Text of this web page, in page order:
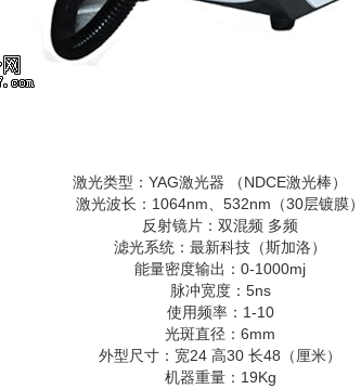
激光类型：YAG激光器 （NDCE激光棒）
激光波长：1064nm、532nm（30层镀膜）
反射镜片：双混频 多频
滤光系统：最新科技（斯加洛）
能量密度输出：0-1000mj
脉冲宽度：5ns
使用频率：1-10
光斑直径：6mm
外型尺寸：宽24 高30 长48（厘米）
机器重量：19Kg